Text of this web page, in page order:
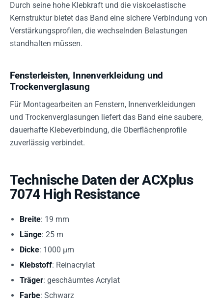
Durch seine hohe Klebkraft und die viskoelastische
Kernstruktur bietet das Band eine sichere Verbindung von
Verstärkungsprofilen, die wechselnden Belastungen
standhalten müssen.
Fensterleisten, Innenverkleidung und
Trockenverglasung
Für Montagearbeiten an Fenstern, Innenverkleidungen
und Trockenverglasungen liefert das Band eine saubere,
dauerhafte Klebeverbindung, die Oberflächenprofile
zuverlässig verbindet.
Technische Daten der ACXplus
7074 High Resistance
Breite: 19 mm
Länge: 25 m
Dicke: 1000 µm
Klebstoff: Reinacrylat
Träger: geschäumtes Acrylat
Farbe: Schwarz